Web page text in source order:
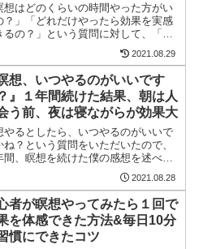
想はどのくらいの時間やった方がい
？」「どれだけやったら効果を実感
るの？」という質問に対して、「ハ
ード大学の研究によると27分が最
ｷﾘ 」とかそんな記事が出てきたりす
ど、前提として、続けられなけれ
本当の瞑想の効果・...
2021.08.29
瞑想、いつやるのがいいです
』１年間続けた結果、朝は人
う前、夜は寝ながらが効果大
やるとしたら、いつやるのがいいで
ね？という質問をいただいたので、
間、瞑想を続けた僕の感想を述べた
結論を言うと、朝と夜だ。その中で
どっちかと言ったら『朝』を僕はお
めしたい。その理由はビックリする
いストレスのない環境...
2021.08.28
者が瞑想やってみたら１回で
を体感できた方法&毎日10分
慣にできたコツ